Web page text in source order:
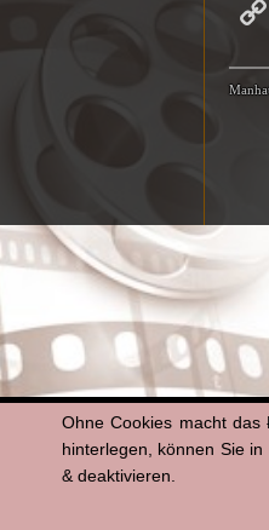
Ohne Cookies macht das
hinterlegen, können Sie
& deaktivieren.